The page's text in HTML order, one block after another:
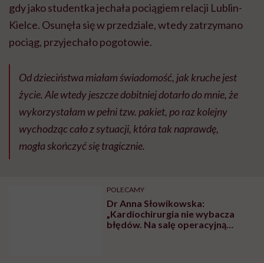
gdy jako studentka jechała pociągiem relacji Lublin-
Kielce. Osunęła się w przedziale, wtedy zatrzymano
pociąg, przyjechało pogotowie.
Od dzieciństwa miałam świadomość, jak kruche jest
życie. Ale wtedy jeszcze dobitniej dotarło do mnie, że
wykorzystałam w pełni tzw. pakiet, po raz kolejny
wychodząc cało z sytuacji, która tak naprawdę,
mogła skończyć się tragicznie.
POLECAMY
Dr Anna Słowikowska:
„Kardiochirurgia nie wybacza
błędów. Na salę operacyjną